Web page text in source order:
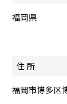
福岡県
住 所
福岡市博多区